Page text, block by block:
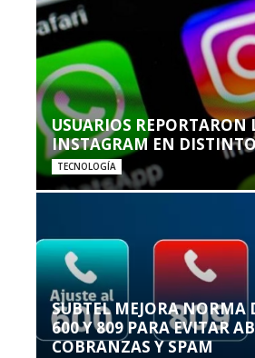
USUARIOS REPORTARON
INSTAGRAM EN
TECNOLOGÍA
SUBTEL MEJORA NORMA
600 Y 809 PARA EVITAR
COBRANZAS Y SPAM